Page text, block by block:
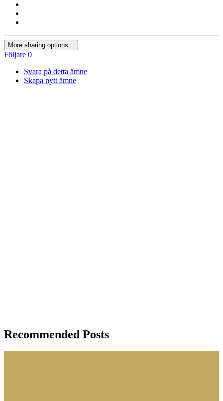
More sharing options...
Följare 0
Svara på detta ämne
Skapa nytt ämne
Recommended Posts